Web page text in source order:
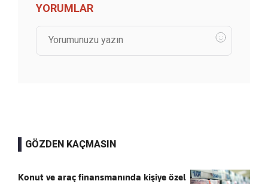
YORUMLAR
GÖZDEN KAÇMASIN
Konut ve araç finansmanında kişiye özel